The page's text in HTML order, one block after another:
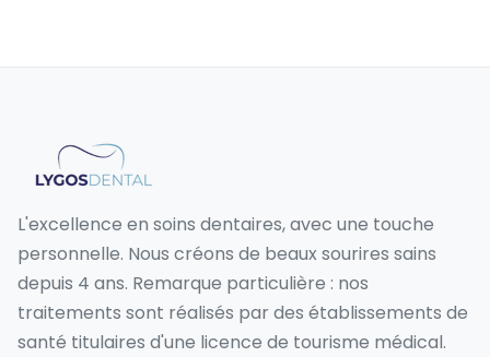
L'excellence en soins dentaires, avec une touche
personnelle. Nous créons de beaux sourires sains
depuis 4 ans. Remarque particulière : nos
traitements sont réalisés par des établissements de
santé titulaires d'une licence de tourisme médical.